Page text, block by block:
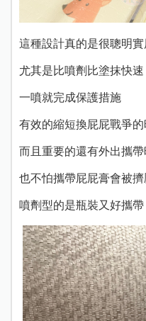
這種設計真的是很聰明實
尤其是比噴劑比塗抹快速
一噴就完成保護措施
有效的縮短換屁屁戰爭的
而且重要的還有外出攜帶
也不怕攜帶屁屁膏會被擠
噴劑型的是瓶裝又好攜帶